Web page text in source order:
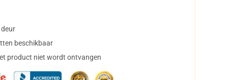
beschikbaar
product niet wordt ontvangen